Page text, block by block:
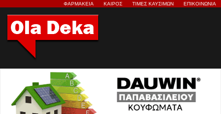
ΦΑΡΜΑΚΕΙΑ ΚΑΙΡΟΣ ΤΙΜΕΣ ΚΑΥΣΙΜΩΝ ΕΠΙΚΟΙΝΩΝΙΑ